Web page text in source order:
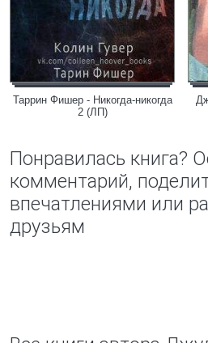
Таррин Фишер - Никогда-никогда
2 (ЛП)
Понравилась книга?
комментарий,
впечатлениями или
друзьям